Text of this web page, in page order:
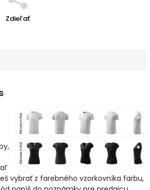
Zdieľať
vybrať z farebného vzorkovníka farbu,